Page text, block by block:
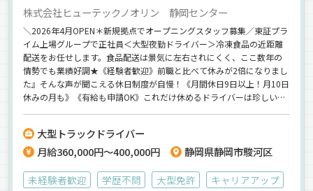
株式会社ヒューテックノオリン 静岡センター
＼2026年4月OPEN＊新規拠点でオープニングスタッフ募集／東証プラ
イム上場グループで正社員＜大型夜勤ドライバー＞冷凍食品の近距離
配送をお任せします。食品配送は景気に左右されにくく、ここ数年の
情勢でも業績好調★《経験者歓迎》前職と比べて休みが2倍になりまし
た』そんな声が聞こえる休日制度が自慢！《月間休日9日以上！月10日
休みの月も》《有給も申請OK》これだけ休めるドライバーは珍しいと
大型トラックドライバー
月給360,000円～400,000円
静岡県静岡市駿河区
未経験者歓迎 学歴不問 大型免許
キャリアアップ